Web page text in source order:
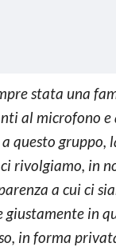
stata una
al microfono e
a questo gruppo,
rivolgiamo, in
a cui ci
giustamente in
in forma